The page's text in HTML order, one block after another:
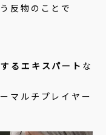
反物のことで
るエキスパート な
マルチプレイヤー